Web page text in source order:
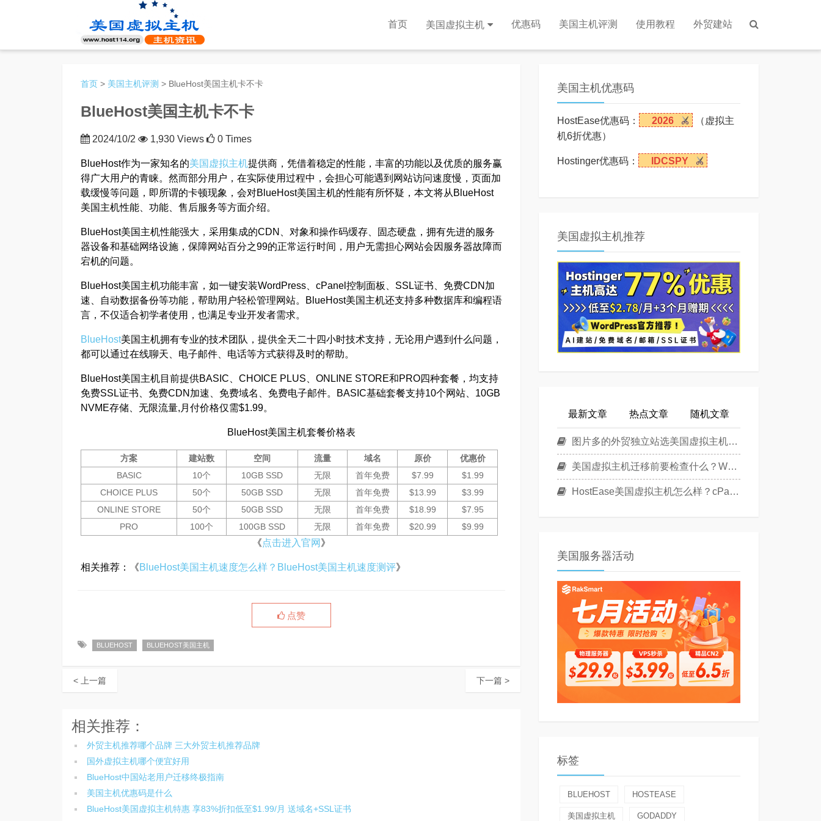
首页 美国虚拟主机 优惠码 美国主机评测 使用教程 外贸建站
首页 > 美国主机评测 > BlueHost美国主机卡不卡
BlueHost美国主机卡不卡
2024/10/2 1,930 Views 0 Times
BlueHost作为一家知名的美国虚拟主机提供商，凭借着稳定的性能，丰富的功能以及优质的服务赢
得广大用户的青睐。然而部分用户，在实际使用过程中，会担心可能遇到网站访问速度慢，页面加
载缓慢等问题，即所谓的卡顿现象，会对BlueHost美国主机的性能有所怀疑，本文将从BlueHost
美国主机性能、功能、售后服务等方面介绍。
BlueHost美国主机性能强大，采用集成的CDN、对象和操作码缓存、固态硬盘，拥有先进的服务
器设备和基础网络设施，保障网站百分之99的正常运行时间，用户无需担心网站会因服务器故障而
宕机的问题。
BlueHost美国主机功能丰富，如一键安装WordPress、cPanel控制面板、SSL证书、免费CDN加
速、自动数据备份等功能，帮助用户轻松管理网站。BlueHost美国主机还支持多种数据库和编程语
言，不仅适合初学者使用，也满足专业开发者需求。
BlueHost美国主机拥有专业的技术团队，提供全天二十四小时技术支持，无论用户遇到什么问题，
都可以通过在线聊天、电子邮件、电话等方式获得及时的帮助。
BlueHost美国主机目前提供BASIC、CHOICE PLUS、ONLINE STORE和PRO四种套餐，均支持
免费SSL证书、免费CDN加速、免费域名、免费电子邮件。BASIC基础套餐支持10个网站、10GB
NVME存储、无限流量,月付价格仅需$1.99。
BlueHost美国主机套餐价格表
方案 建站数 空间 流量 域名 原价
优惠价
BASIC
10个 10GB SSD 无限 首年免费 $7.99
$1.99
CHOICE PLUS
50个 50GB SSD 无限 首年免费 $13.99
$3.99
ONLINE STORE
50个 50GB SSD 无限 首年免费 $18.99
$7.95
PRO
100个 100GB SSD 无限 首年免费 $20.99 $9.99
《点击进入官网 》
相关推荐：《BlueHost美国主机速度怎么样？BlueHost美国主机速度测评》
点赞
BLUEHOST BLUEHOST美国主机
< 上一篇 下一篇 >
相关推荐：
外贸主机推荐哪个品牌 三大外贸主机推荐品牌
国外虚拟主机哪个便宜好用
BlueHost中国站老用户迁移终极指南
美国主机优惠码是什么
BlueHost美国虚拟主机特惠 享83%折扣低至$1.99/月 送域名+SSL证书
美国主机优惠码
HostEase优惠码： 2026
（虚拟主
机6折优惠）
Hostinger优惠码： IDCSPY
美国虚拟主机推荐
最新文章 热点文章 随机文章
图片多的外贸独立站选美国虚拟主机还是美国云主机？
美国虚拟主机迁移前要检查什么？WordPress换主机清单
HostEase美国虚拟主机怎么样？cPanel面板美国Linux主机方案介绍
美国服务器活动
标签
BLUEHOST HOSTEASE
美国虚拟主机 GODADDY